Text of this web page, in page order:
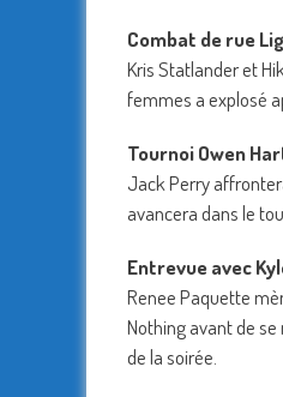
Combat de rue
Kris Statlander et
femmes a explosé
Tournoi Owen
Jack Perry
avancera dans le
Entrevue avec
Renee Paquette
Nothing avant de
de la soirée.